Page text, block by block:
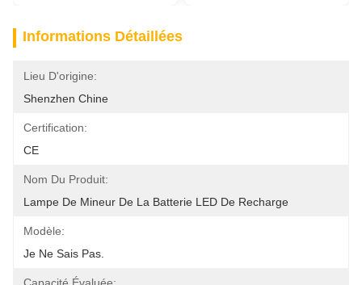
Informations Détaillées
Lieu D'origine:
Shenzhen Chine
Certification:
CE
Nom Du Produit:
Lampe De Mineur De La Batterie LED De Recharge
Modèle:
Je Ne Sais Pas.